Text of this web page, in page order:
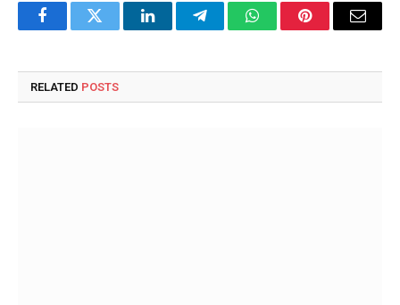
FacebookTwitter LinkedInTelegramWhatsAppPinterestEmail
RELATED POSTS